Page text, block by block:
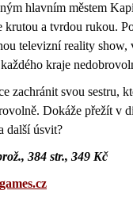
hlavním městem
a tvrdou rukou.
televizní reality show,
kraje
zachránit svou sestru,
Dokáže přežít v
další úsvit?
384 str., 349 Kč